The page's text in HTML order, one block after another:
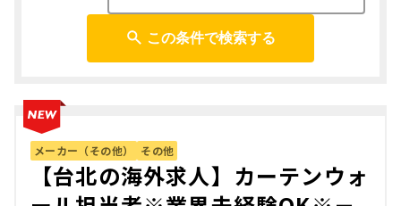
この条件で検索する
メーカー（その他） その他
【台北の海外求人】カーテンウォ